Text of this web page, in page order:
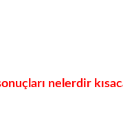
nelerdir